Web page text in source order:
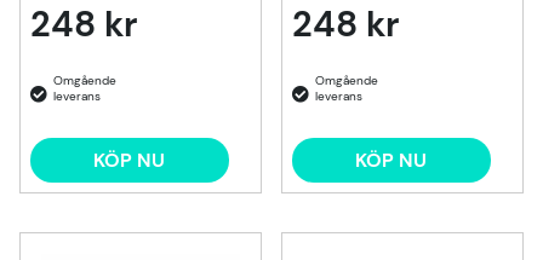
248 kr
KÖP NU
248 kr
KÖP NU